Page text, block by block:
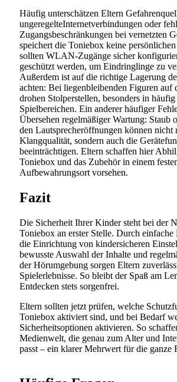
Häufig unterschätzen Eltern
ungeregelteInternetverbindungen oder
Zugangsbeschränkungen bei vernetzten
speichert die Toniebox keine
sollten WLAN-Zugänge sicher
geschützt werden, um Eindringlinge zu
Außerdem ist auf die richtige Lagerung
achten: Bei liegenbleibenden Figuren auf
drohen Stolperstellen, besonders in häufig
Spielbereichen. Ein anderer häufiger
Übersehen regelmäßiger Wartung: Staub
den Lautsprecheröffnungen können nicht
Klangqualität, sondern auch die
beeinträchtigen. Eltern schaffen hier
Toniebox und das Zubehör in einem
Aufbewahrungsort vorsehen.
Fazit
Die Sicherheit Ihrer Kinder steht bei der
Toniebox an erster Stelle. Durch
die Einrichtung von kindersicheren
bewusste Auswahl der Inhalte und
der Hörumgebung sorgen Eltern
Spielerlebnisse. So bleibt der Spaß am
Entdecken stets sorgenfrei.
Eltern sollten jetzt prüfen, welche
Toniebox aktiviert sind, und bei Bedarf
Sicherheitsoptionen aktivieren. So
Medienwelt, die genau zum Alter und
passt – ein klarer Mehrwert für die ganze